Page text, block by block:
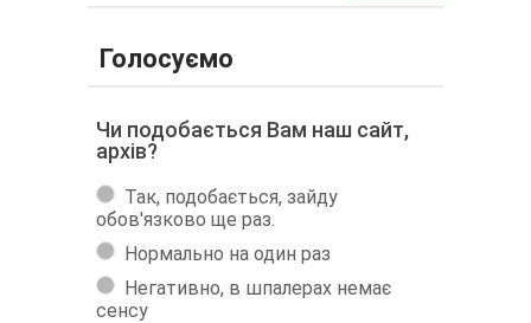
Голосуємо
Чи подобається Вам наш сайт,
архів?
Так, подобається, зайду
обов'язково ще раз.
Нормально на один раз
Негативно, в шпалерах немає
сенсу